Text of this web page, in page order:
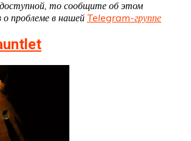
то сообщите об этом
о проблеме в нашей Telegram-группе